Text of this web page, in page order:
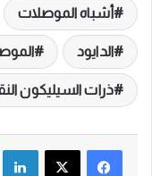
أشباه الموصلات
الدايود
ذرات السيليكون